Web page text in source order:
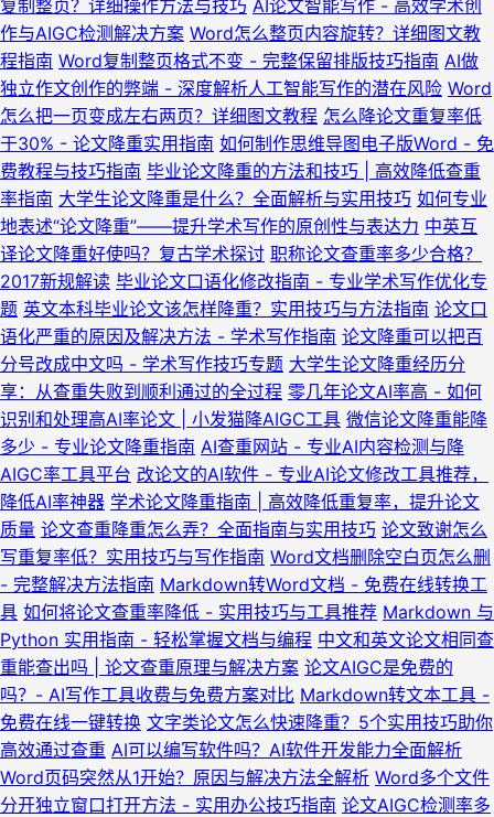
复制整页？详细操作方法与技巧 AI论文智能写作 - 高效学术创
作与AIGC检测解决方案 Word怎么整页内容旋转？详细图文教
程指南 Word复制整页格式不变 - 完整保留排版技巧指南 AI做
独立作文创作的弊端 - 深度解析人工智能写作的潜在风险 Word
怎么把一页变成左右两页？详细图文教程 怎么降论文重复率低
于30% - 论文降重实用指南 如何制作思维导图电子版Word - 免
费教程与技巧指南 毕业论文降重的方法和技巧 | 高效降低查重
率指南 大学生论文降重是什么？全面解析与实用技巧 如何专业
地表述“论文降重”——提升学术写作的原创性与表达力 中英互
译论文降重好使吗？复古学术探讨 职称论文查重率多少合格？
2017新规解读 毕业论文口语化修改指南 - 专业学术写作优化专
题 英文本科毕业论文该怎样降重？实用技巧与方法指南 论文口
语化严重的原因及解决方法 - 学术写作指南 论文降重可以把百
分号改成中文吗 - 学术写作技巧专题 大学生论文降重经历分
享：从查重失败到顺利通过的全过程 零几年论文AI率高 - 如何
识别和处理高AI率论文 | 小发猫降AIGC工具 微信论文降重能降
多少 - 专业论文降重指南 AI查重网站 - 专业AI内容检测与降
AIGC率工具平台 改论文的AI软件 - 专业AI论文修改工具推荐，
降低AI率神器 学术论文降重指南 | 高效降低重复率，提升论文
质量 论文查重降重怎么弄？全面指南与实用技巧 论文致谢怎么
写重复率低？实用技巧与写作指南 Word文档删除空白页怎么删
- 完整解决方法指南 Markdown转Word文档 - 免费在线转换工
具 如何将论文查重率降低 - 实用技巧与工具推荐 Markdown 与
Python 实用指南 - 轻松掌握文档与编程 中文和英文论文相同查
重能查出吗 | 论文查重原理与解决方案 论文AIGC是免费的
吗？- AI写作工具收费与免费方案对比 Markdown转文本工具 -
免费在线一键转换 文字类论文怎么快速降重？5个实用技巧助你
高效通过查重 AI可以编写软件吗？AI软件开发能力全面解析
Word页码突然从1开始？原因与解决方法全解析 Word多个文件
分开独立窗口打开方法 - 实用办公技巧指南 论文AIGC检测率多